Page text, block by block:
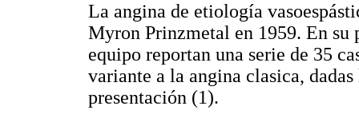
La angina de etiología
Myron Prinzmetal en 1959. En
equipo reportan una serie de 35
variante a la angina clasica,
presentación (1).